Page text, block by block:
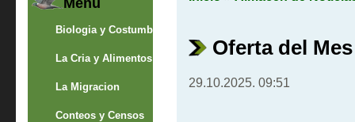
Biologia y Costumbres
La Cria y Alimentos
La Migracion
Conteos y Censos
Oferta del
29.10.2025. 09:51